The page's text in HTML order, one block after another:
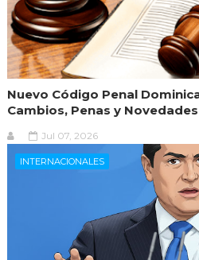
Nuevo Código Penal
Cambios, Penas y Novedades
Jul 07, 2026
INTERNACIONALES